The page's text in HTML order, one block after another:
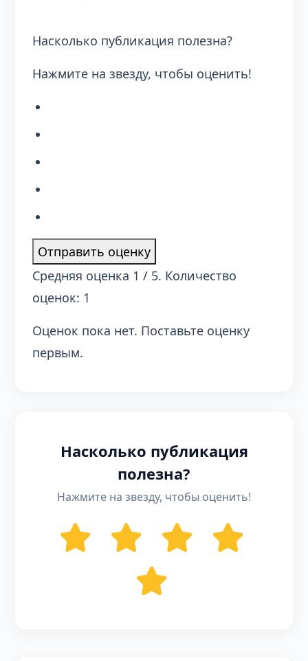
Насколько публикация полезна?
Нажмите на звезду, чтобы оценить!
Отправить оценку
Средняя оценка 1 / 5. Количество
оценок: 1
Оценок пока нет. Поставьте оценку
первым.
Насколько публикация
полезна?
Нажмите на звезду, чтобы оценить!